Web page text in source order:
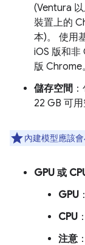
(Ventura
裝置上的
本)。 使用
iOS 版和
版 Chrome。
儲存空間
22 GB 可用
內建模型應該
GPU 或
GPU
CPU
注意